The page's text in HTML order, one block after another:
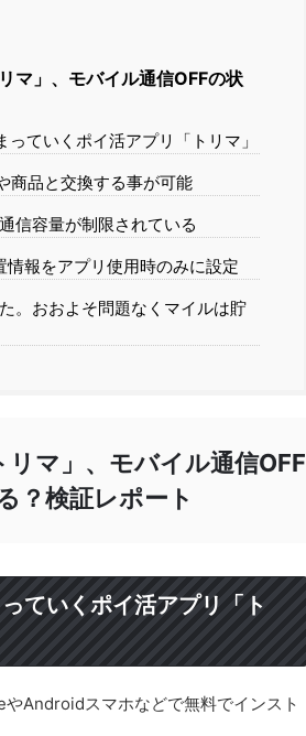
マ」、モバイル通信OFFの状
ていくポイ活アプリ「トリマ」
商品と交換する事が可能
信容量が制限されている
報をアプリ使用時のみに設定
。おおよそ問題なくマイルは貯
マ」、モバイル通信OFF
？検証レポート
ていくポイ活アプリ「ト
Androidスマホなどで無料でインスト